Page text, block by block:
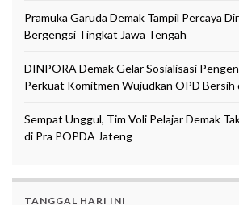
Pramuka Garuda Demak Tampil Percaya
Bergengsi Tingkat Jawa Tengah
DINPORA Demak Gelar Sosialisasi
Perkuat Komitmen Wujudkan OPD
Sempat Unggul, Tim Voli Pelajar Demak
di Pra POPDA Jateng
TANGGAL HARI INI